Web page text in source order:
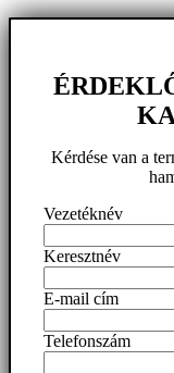
Kérdése van a
Vezetéknév
Keresztnév
E-mail cím
Telefonszám